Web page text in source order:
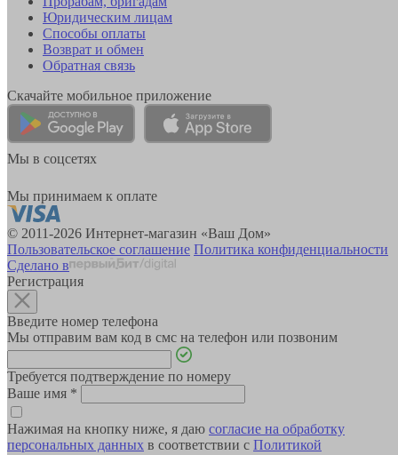
Юридическим лицам
Способы оплаты
Возврат и обмен
Обратная связь
Скачайте мобильное приложение
Мы в соцсетях
Мы принимаем к оплате
© 2011-2026 Интернет-магазин «Ваш Дом»
Пользовательское соглашение Политика конфиденциальности
Сделано в
Регистрация
Введите номер телефона
Мы отправим вам код в смс на телефон или позвоним
Требуется подтверждение по номеру
Ваше имя *
Нажимая на кнопку ниже, я даю согласие на обработку
персональных данных в соответствии с Политикой